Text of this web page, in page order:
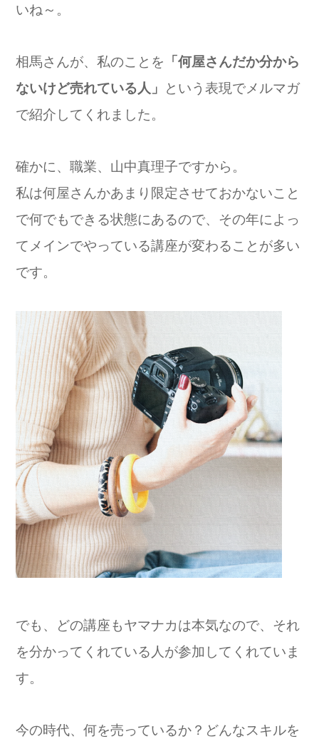
いね～。
相馬さんが、私のことを 「何屋さんだか分から
ないけど売れている人」
という表現でメルマガ
で紹介してくれました。
確かに、職業、山中真理子ですから。
私は何屋さんかあまり限定させておかないこと
で何でもできる状態にあるので、その年によっ
てメインでやっている講座が変わることが多い
です。
でも、どの講座もヤマナカは本気なので、それ
を分かってくれている人が参加してくれていま
す。
今の時代、何を売っているか？どんなスキルを